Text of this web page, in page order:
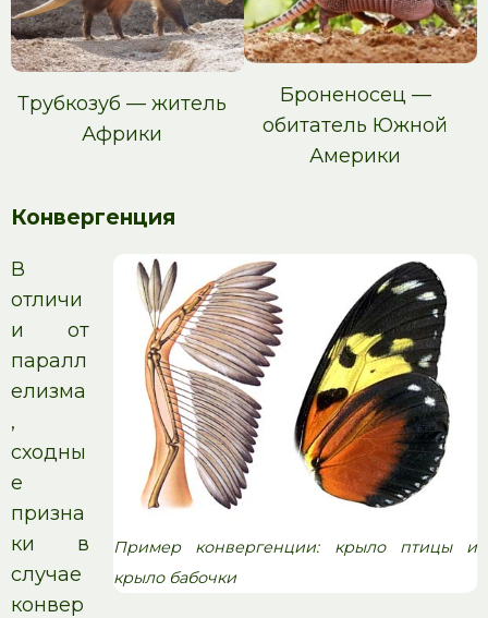
Трубкозуб — житель
Африки
Броненосец —
обитатель Южной
Америки
Конвергенция
Пример конвергенции: крыло птицы и
крыло бабочки
В
отличи
и от
паралл
елизма
,
сходны
е
призна
ки в
случае
конвер